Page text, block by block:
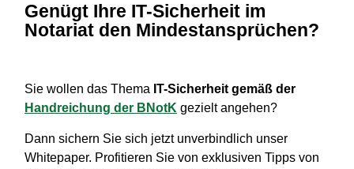
Genügt Ihre IT-Sicherheit im
Notariat den Mindestansprüchen?
Sie wollen das Thema IT-Sicherheit gemäß der
Handreichung der BNotK gezielt angehen?
Dann sichern Sie sich jetzt unverbindlich unser
Whitepaper. Profitieren Sie von exklusiven Tipps von